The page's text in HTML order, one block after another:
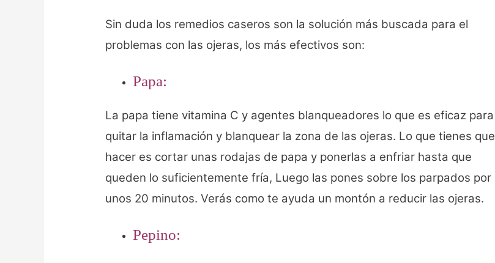
Sin duda los remedios caseros son la solución más buscada para el
problemas con las ojeras, los más efectivos son:
Papa:
La papa tiene vitamina C y agentes blanqueadores lo que es eficaz para
quitar la inflamación y blanquear la zona de las ojeras. Lo que tienes que
hacer es cortar unas rodajas de papa y ponerlas a enfriar hasta que
queden lo suficientemente fría, Luego las pones sobre los parpados por
unos 20 minutos. Verás como te ayuda un montón a reducir las ojeras.
Pepino: